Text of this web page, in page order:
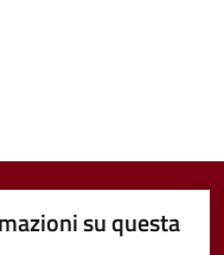
su questa